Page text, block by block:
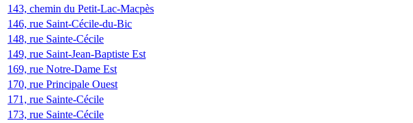
143, chemin du Petit-Lac-Macpès
146, rue Saint-Cécile-du-Bic
148, rue Sainte-Cécile
149, rue Saint-Jean-Baptiste Est
169, rue Notre-Dame Est
170, rue Principale Ouest
171, rue Sainte-Cécile
173, rue Sainte-Cécile